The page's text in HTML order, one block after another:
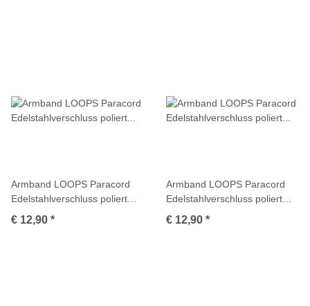
Armband LOOPS Paracord
Edelstahlverschluss poliert
Multicolor
€ 12,90 *
Armband LOOPS Paracord
Edelstahlverschluss poliert
Multicolor
€ 12,90 *